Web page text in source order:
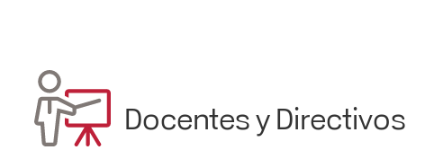
Docentes y Directivos